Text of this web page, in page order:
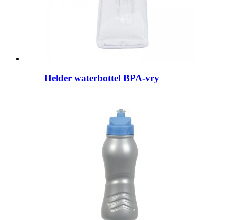
Helder waterbottel BPA-vry